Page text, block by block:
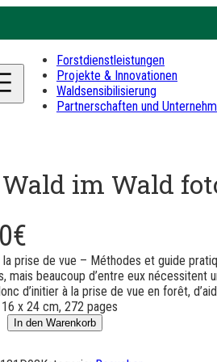
Forstdienstleistungen
Projekte & Innovationen
Waldsensibilisierung
Partnerschaften und
im Wald
€
la prise de vue – Méthodes et guide
mais beaucoup d’entre eux
d’initier à la prise de vue en forêt,
x 24 cm, 272 pages
In den Warenkorb